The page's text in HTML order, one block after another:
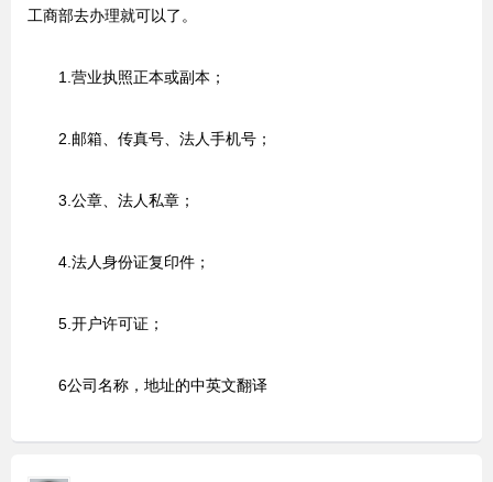
工商部去办理就可以了。
1.营业执照正本或副本；
2.邮箱、传真号、法人手机号；
3.公章、法人私章；
4.法人身份证复印件；
5.开户许可证；
6公司名称，地址的中英文翻译